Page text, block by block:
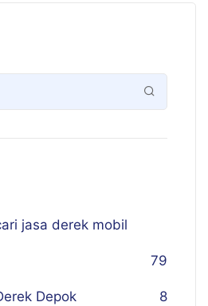
jasa derek mobil
79
Depok 8